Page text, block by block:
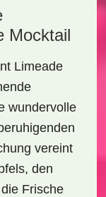
Mocktail
Limeade
wundervolle
vereint
, den
Frische